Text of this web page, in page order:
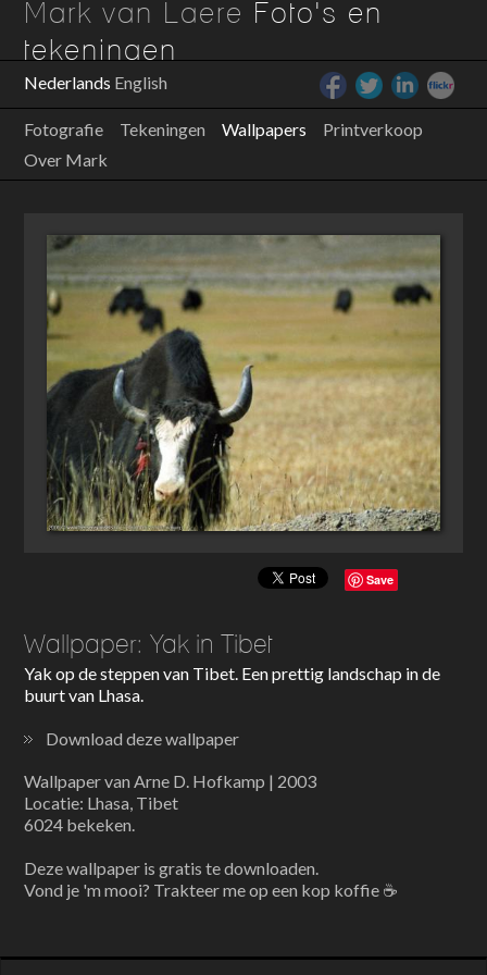
Mark van Laere Foto's en
tekeningen
Nederlands English
Fotografie Tekeningen Wallpapers
Printverkoop
Over Mark
Save
Wallpaper: Yak in Tibet
Yak op de steppen van Tibet. Een prettig landschap in de
buurt van Lhasa.
Download deze wallpaper
Wallpaper van Arne D. Hofkamp | 2003
Locatie: Lhasa, Tibet
6024 bekeken.
Deze wallpaper is gratis te downloaden.
Vond je 'm mooi? Trakteer me op een kop koffie ☕